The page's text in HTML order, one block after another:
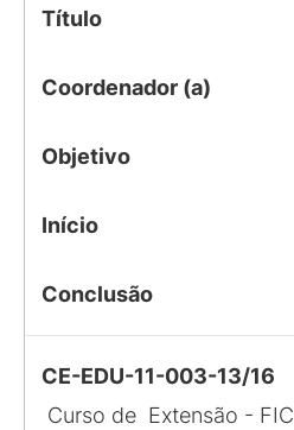
Título
Coordenador (a)
Objetivo
Início
Conclusão
CE-EDU-11-003-13/16
Curso de Extensão - FIC